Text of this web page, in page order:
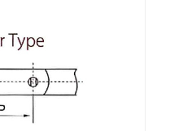
欢
迎